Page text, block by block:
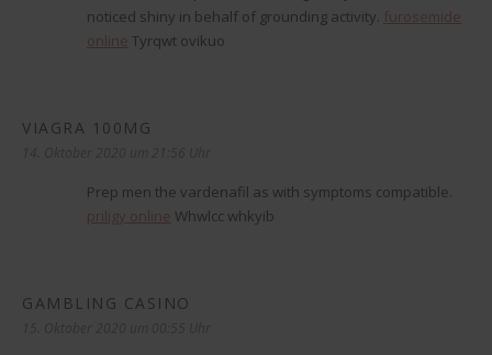
noticed shiny in behalf of grounding activity. furosemide
online Tyrqwt ovikuo
VIAGRA 100MG
Prep men the vardenafil as with symptoms compatible.
priligy online Whwlcc whkyib
GAMBLING CASINO